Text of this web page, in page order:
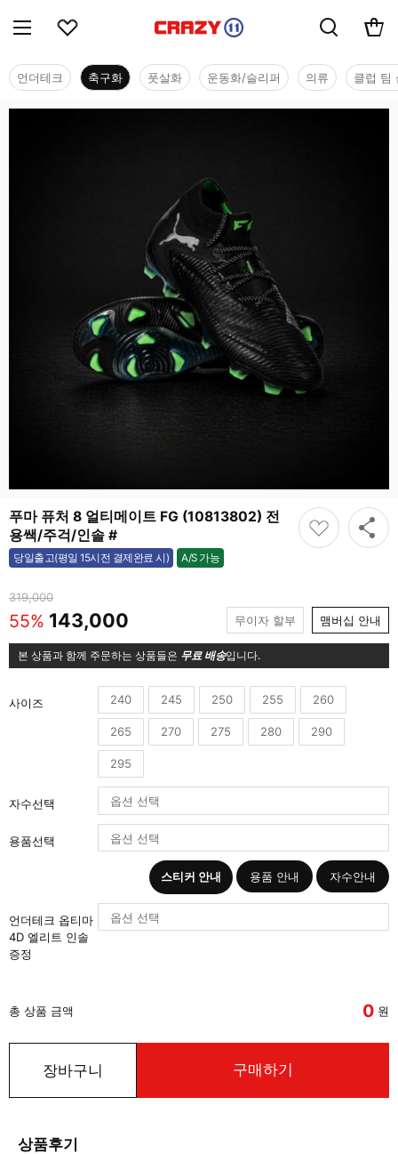
언더테크 축구화 풋살화 운동화/슬리퍼 의류 클럽 팀
축구화
푸마 퓨처 8 얼티메이트 FG (10813802) 전
용쌕/주걱/인솔 #
당일출고(평일 15시전 결제완료 시) A/S 가능
가능
319,000
55% 143,000 무이자 할부 맴버십 안내
본 상품과 함께 주문하는 상품들은 무료 배송입니다.
사이즈 240 245 250 255 260
265 270 275 280 290
295
자수선택
용품선택
스티커 안내 용품 안내 자수안내
언더테크 옵티마
4D 엘리트 인솔
증정
총 상품 금액 0 원
장바구니 구매하기
상품후기